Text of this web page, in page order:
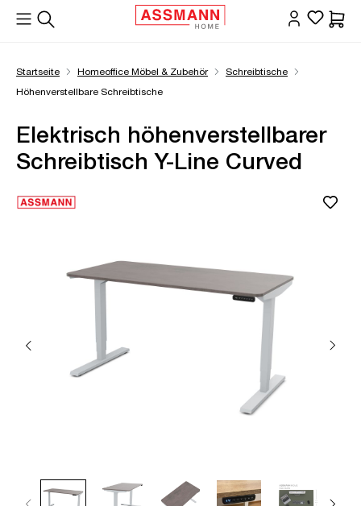
springen
Startseite Homeoffice Möbel & Zubehör
Schreibtische
Höhenverstellbare Schreibtische
Elektrisch höhenverstellbarer
Schreibtisch Y-Line Curved